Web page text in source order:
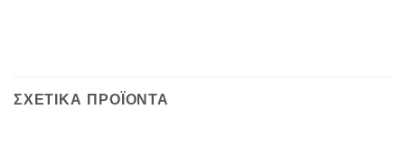
ΣΧΕΤΙΚΆ ΠΡΟΪΌΝΤΑ